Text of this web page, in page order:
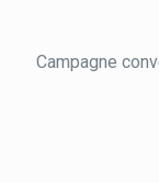
Campagne